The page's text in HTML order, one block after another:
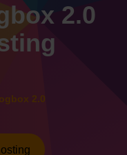
2.0
2.0